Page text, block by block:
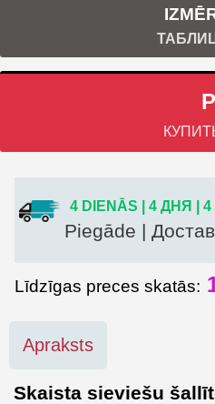
4 DIENĀS | 4 ДНЯ | 4
Piegāde |
Līdzīgas preces skatās:
Apraksts
Skaista sieviešu